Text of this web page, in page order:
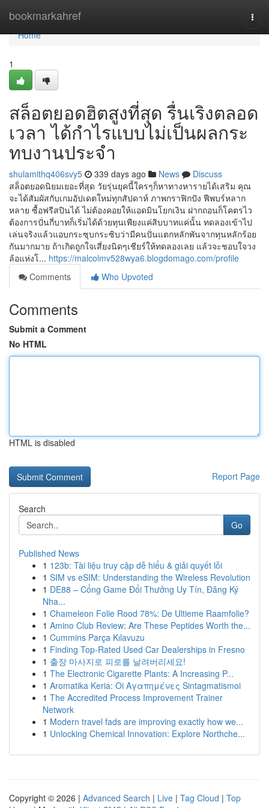
bookmarkahref
Home
Home
1
สล็อตยอดฮิตสูงที่สุด รื่นเริงตลอด
เวลา ได้กำไรแบบไม่เป็นผลกระ
ทบงานประจำ
shulamithq406svy5 339 days ago News
Discuss
สล็อตยอดนิยมเยอะที่สุด วัยรุ่นยุคนี้ใครๆก็หาทางหารายได้เสริม คุณ
จะได้สัมผัสกับเกมอัปเดตใหม่ทุกสัปดาห์ ภาพกราฟิกปัง ฟีพบร์หลาก
หลาย ซื้อฟรีสปินได้ ไม่ต้องคอยให้แอดมินโยกเงิน ฝากถอนก็โคตรไว
ต้องการปั่นกี่บาทก็เริ่มได้ด้วยทุนเพียงแค่สิบบาทแค่นั้น ทดลองเข้าไป
เล่นจริงแล้วแอบกระซุบกระซิบว่ามีคนปั่นแตกหลักพันจากทุนหลักร้อย
กันมากมาย ถ้าเกิดถูกใจเสี่ยงนิดๆเชียร์ให้ทดลองเลย แล้วจะชอบใจวง
ล้อแห่งโ... https://malcolmv528wya6.blogdomago.com/profile
Comments
Who Upvoted
Comments
Submit a Comment
No HTML
HTML is disabled
Report Page
Search
Go
Published News
1 123b: Tài liệu truy cập dễ hiểu & giải quyết lỗi
1 SIM vs eSIM: Understanding the Wireless Revolution
1 DE88 – Cổng Game Đổi Thưởng Uy Tín, Đăng Ký
Nha...
1 Chameleon Folie Rood 78%: De Ultieme Raamfolie?
1 Amino Club Review: Are These Peptides Worth the...
1 Cummins Parça Kılavuzu
1 Finding Top-Rated Used Car Dealerships in Fresno
1 출장 마사지로 피로를 날려버리세요!
1 The Electronic Cigarette Plants: A Increasing P...
1 Aromatika Keria: Oi Αγαπημένες Sintagmatismoi
1 The Accredited Process Improvement Trainer
Network
1 Modern travel fads are improving exactly how we...
1 Unlocking Chemical Innovation: Explore Northche...
Copyright © 2026 | Advanced Search | Live | Tag Cloud | Top